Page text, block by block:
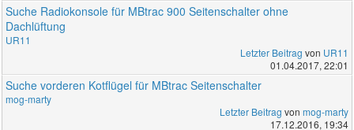
Suche Radiokonsole für MBtrac 900 Seitenschalter ohne
Dachlüftung
UR11
Letzter Beitrag von UR11
01.04.2017, 22:01
Suche vorderen Kotflügel für MBtrac Seitenschalter
mog-marty
Letzter Beitrag von mog-marty
17.12.2016, 19:34